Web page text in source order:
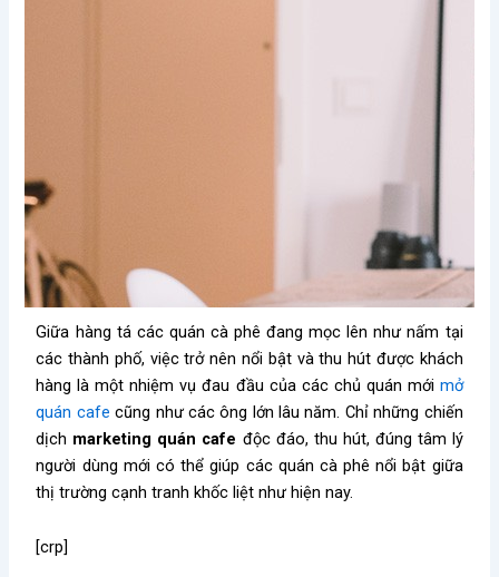
Giữa hàng tá các quán cà phê đang mọc lên như nấm tại
các thành phố, việc trở nên nổi bật và thu hút được khách
hàng là một nhiệm vụ đau đầu của các chủ quán mới mở
quán cafe cũng như các ông lớn lâu năm. Chỉ những chiến
dịch marketing quán cafe độc đáo, thu hút, đúng tâm lý
người dùng mới có thể giúp các quán cà phê nổi bật giữa
thị trường cạnh tranh khốc liệt như hiện nay.
[crp]